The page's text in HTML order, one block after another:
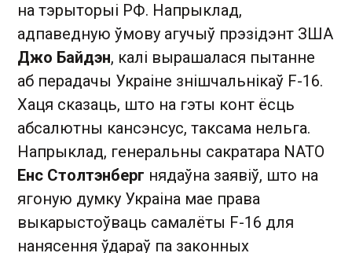
на тэрыторыі РФ. Напрыклад,
адпаведную ўмову агучыў прэзідэнт ЗША
Джо Байдэн, калі вырашалася пытанне
аб перадачы Украіне знішчальнікаў F-16.
Хаця сказаць, што на гэты конт ёсць
абсалютны кансэнсус, таксама нельга.
Напрыклад, генеральны сакратара NATO
Енс Столтэнберг нядаўна заявіў, што на
ягоную думку Украіна мае права
выкарыстоўваць самалёты F-16 для
нанясення ўдараў па законных